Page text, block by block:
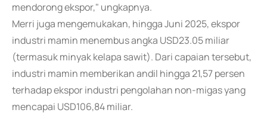
mendorong ekspor," ungkapnya.
Merri juga mengemukakan, hingga Juni 2025, ekspor
industri mamin menembus angka USD23.05 miliar
(termasuk minyak kelapa sawit). Dari capaian tersebut,
industri mamin memberikan andil hingga 21,57 persen
terhadap ekspor industri pengolahan non-migas yang
mencapai USD106,84 miliar.